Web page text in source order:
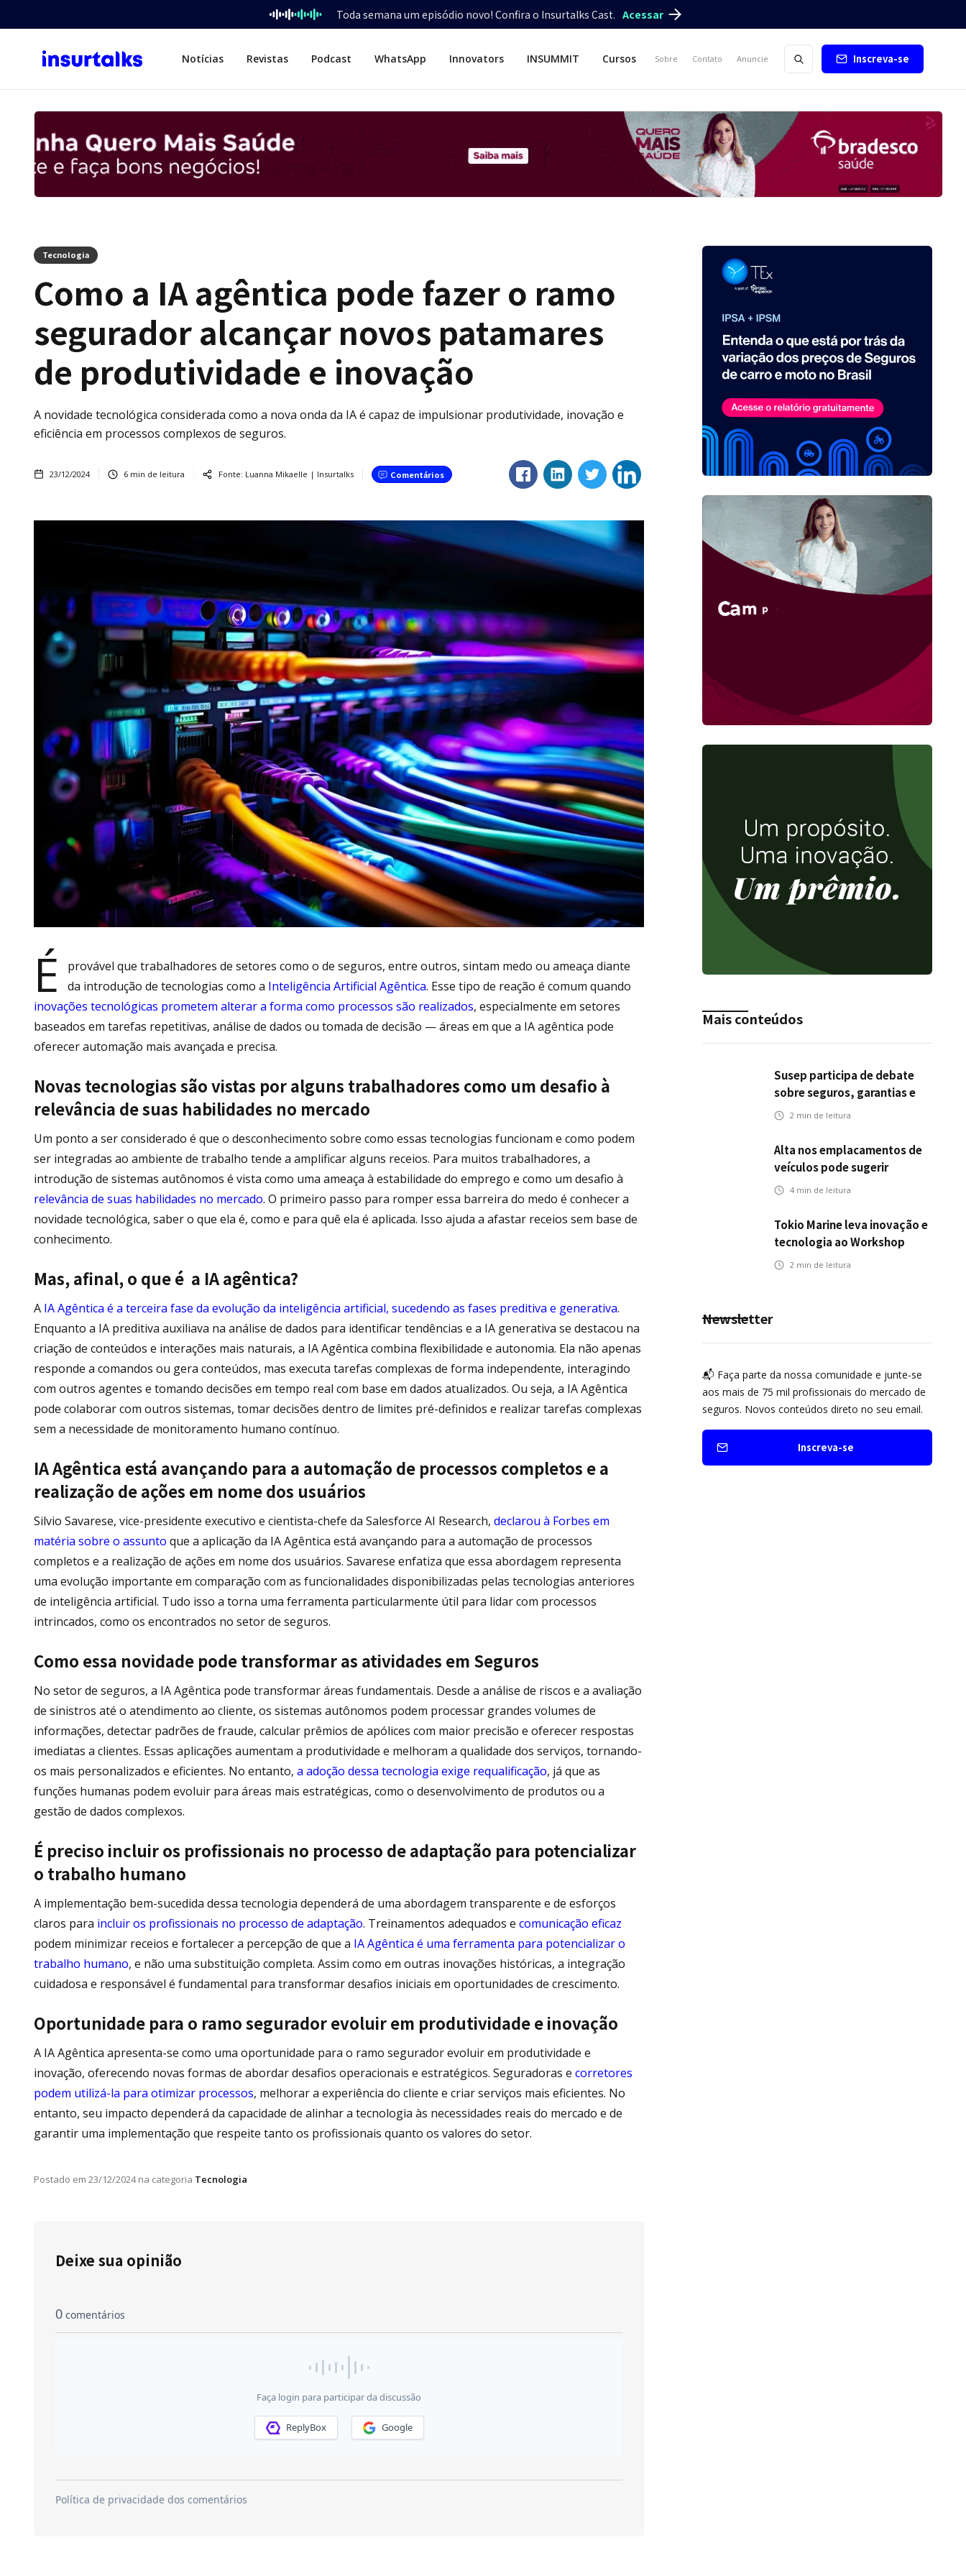
Toda semana um episódio novo! Confira o Insurtalks Cast. Acessar
Notícias Revistas Podcast WhatsApp Innovators INSUMMIT Cursos Sobre Contato Anuncie Inscreva-se
Tecnologia
Como a IA agêntica pode fazer o ramo
segurador alcançar novos patamares
de produtividade e inovação
A novidade tecnológica considerada como a nova onda da IA é capaz de impulsionar produtividade, inovação e
eficiência em processos complexos de seguros.
23/12/2024 6 min de leitura Fonte: Luanna Mikaelle | Insurtalks Comentários
É
provável que trabalhadores de setores como o de seguros, entre outros, sintam medo ou ameaça diante
da introdução de tecnologias como a Inteligência Artificial Agêntica. Esse tipo de reação é comum quando
inovações tecnológicas prometem alterar a forma como processos são realizados, especialmente em setores
baseados em tarefas repetitivas, análise de dados ou tomada de decisão — áreas em que a IA agêntica pode
oferecer automação mais avançada e precisa.
Novas tecnologias são vistas por alguns trabalhadores como um desafio à
relevância de suas habilidades no mercado
Um ponto a ser considerado é que o desconhecimento sobre como essas tecnologias funcionam e como podem
ser integradas ao ambiente de trabalho tende a amplificar alguns receios. Para muitos trabalhadores, a
introdução de sistemas autônomos é vista como uma ameaça à estabilidade do emprego e como um desafio à
relevância de suas habilidades no mercado. O primeiro passo para romper essa barreira do medo é conhecer a
novidade tecnológica, saber o que ela é, como e para quê ela é aplicada. Isso ajuda a afastar receios sem base de
conhecimento.
Mas, afinal, o que é a IA agêntica?
A IA Agêntica é a terceira fase da evolução da inteligência artificial, sucedendo as fases preditiva e generativa.
Enquanto a IA preditiva auxiliava na análise de dados para identificar tendências e a IA generativa se destacou na
criação de conteúdos e interações mais naturais, a IA Agêntica combina flexibilidade e autonomia. Ela não apenas
responde a comandos ou gera conteúdos, mas executa tarefas complexas de forma independente, interagindo
com outros agentes e tomando decisões em tempo real com base em dados atualizados. Ou seja, a IA Agêntica
pode colaborar com outros sistemas, tomar decisões dentro de limites pré-definidos e realizar tarefas complexas
sem a necessidade de monitoramento humano contínuo.
IA Agêntica está avançando para a automação de processos completos e a
realização de ações em nome dos usuários
Silvio Savarese, vice-presidente executivo e cientista-chefe da Salesforce AI Research, declarou à Forbes em
matéria sobre o assunto que a aplicação da IA Agêntica está avançando para a automação de processos
completos e a realização de ações em nome dos usuários. Savarese enfatiza que essa abordagem representa
uma evolução importante em comparação com as funcionalidades disponibilizadas pelas tecnologias anteriores
de inteligência artificial. Tudo isso a torna uma ferramenta particularmente útil para lidar com processos
intrincados, como os encontrados no setor de seguros.
Como essa novidade pode transformar as atividades em Seguros
No setor de seguros, a IA Agêntica pode transformar áreas fundamentais. Desde a análise de riscos e a avaliação
de sinistros até o atendimento ao cliente, os sistemas autônomos podem processar grandes volumes de
informações, detectar padrões de fraude, calcular prêmios de apólices com maior precisão e oferecer respostas
imediatas a clientes. Essas aplicações aumentam a produtividade e melhoram a qualidade dos serviços, tornando-
os mais personalizados e eficientes. No entanto, a adoção dessa tecnologia exige requalificação, já que as
funções humanas podem evoluir para áreas mais estratégicas, como o desenvolvimento de produtos ou a
gestão de dados complexos.
É preciso incluir os profissionais no processo de adaptação para potencializar
o trabalho humano
A implementação bem-sucedida dessa tecnologia dependerá de uma abordagem transparente e de esforços
claros para incluir os profissionais no processo de adaptação. Treinamentos adequados e comunicação eficaz
podem minimizar receios e fortalecer a percepção de que a IA Agêntica é uma ferramenta para potencializar o
trabalho humano, e não uma substituição completa. Assim como em outras inovações históricas, a integração
cuidadosa e responsável é fundamental para transformar desafios iniciais em oportunidades de crescimento.
Oportunidade para o ramo segurador evoluir em produtividade e inovação
A IA Agêntica apresenta-se como uma oportunidade para o ramo segurador evoluir em produtividade e
inovação, oferecendo novas formas de abordar desafios operacionais e estratégicos. Seguradoras e corretores
podem utilizá-la para otimizar processos, melhorar a experiência do cliente e criar serviços mais eficientes. No
entanto, seu impacto dependerá da capacidade de alinhar a tecnologia às necessidades reais do mercado e de
garantir uma implementação que respeite tanto os profissionais quanto os valores do setor.
Postado em 23/12/2024na categoria Tecnologia
Deixe sua opinião
Mais conteúdos
Susep participa de debate
sobre seguros, garantias e
riscos em infraestrutura de
2 min de leitura
Alta nos emplacamentos de
veículos pode sugerir
oportunidades para o seguro
4 min de leitura
Tokio Marine leva inovação e
tecnologia ao Workshop
Integrativo da Poli-USP
2 min de leitura
Newsletter
📬 Faça parte da nossa comunidade e junte-se
aos mais de 75 mil profissionais do mercado de
seguros. Novos conteúdos direto no seu email.
Inscreva-se